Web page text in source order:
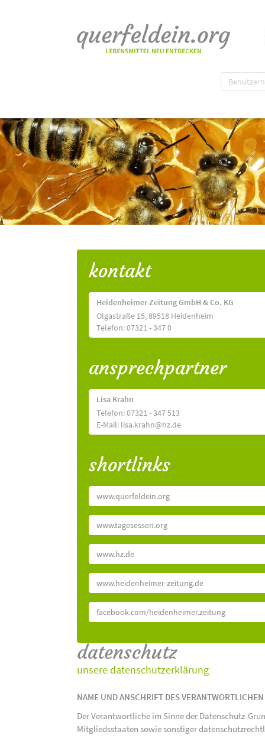
kontakt
Heidenheimer Zeitung GmbH & Co. KG
Olgastraße 15, 89518 Heidenheim
Telefon: 07321 - 347 0
ansprechpartner
Lisa Krahn
Telefon: 07321 - 347 513
E-Mail: lisa.krahn@hz.de
shortlinks
www.querfeldein.org
www.tagesessen.org
www.hz.de
www.heidenheimer-zeitung.de
facebook.com/heidenheimer.zeitung
datenschutz
unsere datenschutzerklärung
NAME UND ANSCHRIFT DES VERANTWORTLICHEN
Der Verantwortliche im Sinne der Datenschutz-
Mitgliedsstaaten sowie sonstiger